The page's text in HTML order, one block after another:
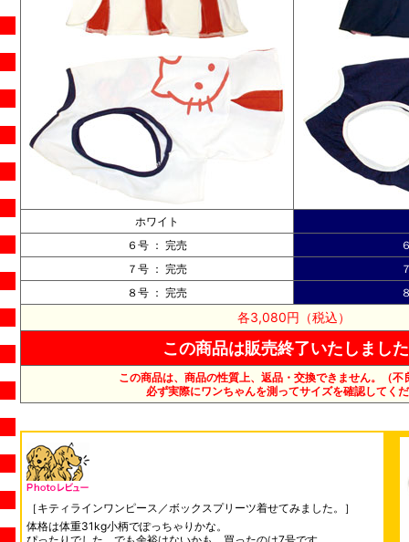
ホワイト
６号 ： 完売
７号 ： 完売
８号 ： 完売
各3,080円（税込）
この商品は販売終了いたしまし
この商品は、商品の性質上、返品・交換できません。（不
必ず実際にワンちゃんを測ってサイズを確認してく
［キティラインワンピース／ボックスプリーツ着せてみました。］
体格は体重31kg小柄でぽっちゃりかな。